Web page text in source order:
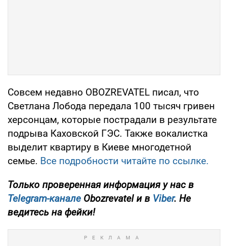
Совсем недавно OBOZREVATEL писал, что
Светлана Лобода передала 100 тысяч гривен
херсонцам, которые пострадали в результате
подрыва Каховской ГЭС. Также вокалистка
выделит квартиру в Киеве многодетной
семье. Все подробности читайте по ссылке.
Только проверенная информация у нас в
Telegram-канале Obozrevatel и в Viber. Не
ведитесь на фейки!